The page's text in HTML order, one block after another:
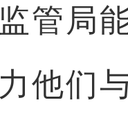
监管局
力他们